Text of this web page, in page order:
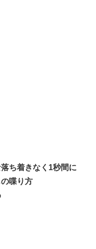
ち着きなく1秒間に
喋り方